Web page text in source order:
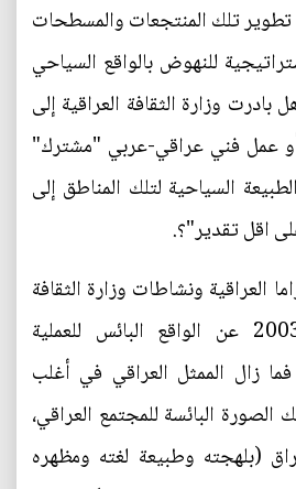
تطوير تلك المنتجعات والمسطحات
للنهوض بالواقع السياحي
وزارة الثقافة العراقية إلى
عمل فني عراقي-عربي "مشترك"
السياحية لتلك المناطق إلى
اقل تقدير"؟.
العراقية ونشاطات وزارة الثقافة
العراقية بعد العام 2003 عن الواقع البائس للعملية
زال الممثل العراقي في أغلب
الصورة البائسة للمجتمع العراقي،
(بلهجته وطبيعة لغته ومظهره